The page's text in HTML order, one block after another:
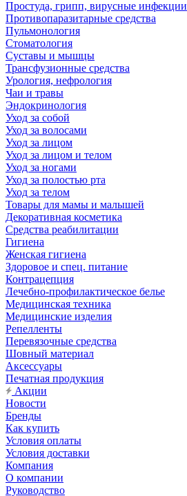
Простуда, грипп, вирусные инфекции
Противопаразитарные средства
Пульмонология
Стоматология
Суставы и мышцы
Трансфузионные средства
Урология, нефрология
Чаи и травы
Эндокринология
Уход за собой
Уход за волосами
Уход за лицом
Уход за лицом и телом
Уход за ногами
Уход за полостью рта
Уход за телом
Товары для мамы и малышей
Декоративная косметика
Средства реабилитации
Гигиена
Женская гигиена
Здоровое и спец. питание
Контрацепция
Лечебно-профилактическое белье
Медицинская техника
Медицинские изделия
Репелленты
Перевязочные средства
Шовный материал
Аксессуары
Печатная продукция
Акции
Новости
Бренды
Как купить
Условия оплаты
Условия доставки
Компания
О компании
Руководство